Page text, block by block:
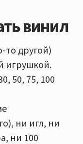
винил
то другой)
игрушкой.
50, 75, 100
ни игл, ни
ни 100